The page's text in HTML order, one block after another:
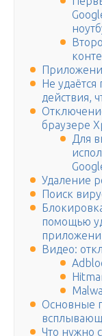
Не
действия,
браузере
Для
Удаление
Поиск
помощью
Видео:
Основные
Что нужно